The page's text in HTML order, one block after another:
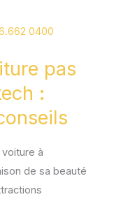
pas
:
à
de sa beauté